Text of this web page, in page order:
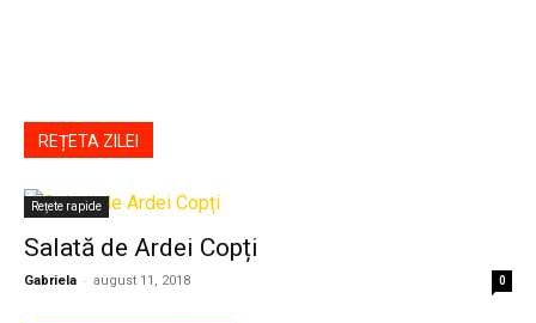
REȚETA ZILEI
Rețete rapide
Salată de Ardei Copți
Gabriela - august 11, 2018 0